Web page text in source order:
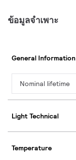
ข้อมูลจำเพาะ
General Information
Nominal lifetime
Light Technical
Temperature